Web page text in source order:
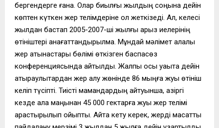
бергендерге ғана. Олар биылғы жылдың соңына дейін
көптен күткен жер телімдеріне қол жеткізеді. Ал, келесі
жылдан бастап 2005-2007-ші жылғы арыз иелерінің
өтініштері қанағаттандырылмақ. Мұндай мәлімет қалалық
жер қатынастары бөлімі өткізген баспасөз
конференциясында айтылды. Жалпы осы уақытқа дейін
атыраулықтардан жер алу жөнінде 86 мыңға жуық өтініш
келіп түсіпті. Тиісті мамандардың айтуынша, қазіргі
кезде қала маңынан 45 000 гектарға жуық жер телімі
қарастырылып қойыпты. Айта кету керек, жерді мақсатты